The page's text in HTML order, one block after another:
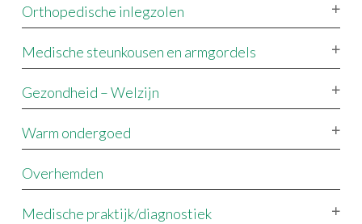
Orthopedische inlegzolen
Medische steunkousen en armgordels
Gezondheid – Welzijn
Warm ondergoed
Overhemden
Medische praktijk/diagnostiek